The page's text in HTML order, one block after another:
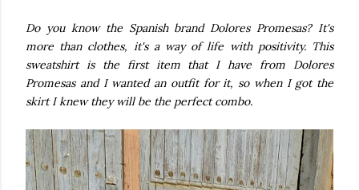
Do you know the Spanish brand Dolores Promesas? It's
more than clothes, it's a way of life with positivity. This
sweatshirt is the first item that I have from Dolores
Promesas and I wanted an outfit for it, so when I got the
skirt I knew they will be the perfect combo.